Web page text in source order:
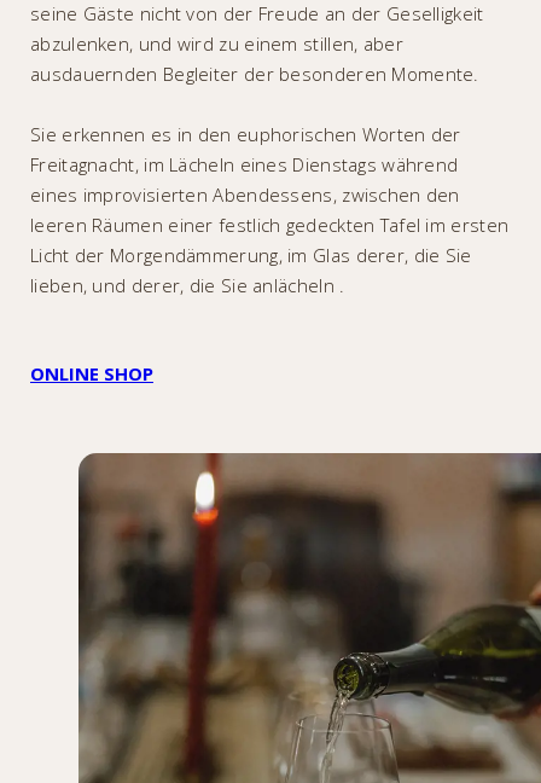
seine Gäste nicht von der Freude an der Geselligkeit
abzulenken, und wird zu einem stillen, aber
ausdauernden Begleiter der besonderen Momente.
Sie erkennen es in den euphorischen Worten der
Freitagnacht, im Lächeln eines Dienstags während
eines improvisierten Abendessens, zwischen den
leeren Räumen einer festlich gedeckten Tafel im ersten
Licht der Morgendämmerung, im Glas derer, die Sie
lieben, und derer, die Sie anlächeln .
ONLINE SHOP